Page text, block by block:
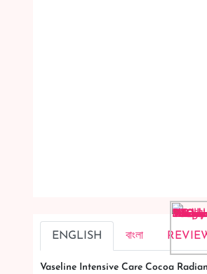
ENGLISH বাংলা
Vaseline Intensive Care Cocoa